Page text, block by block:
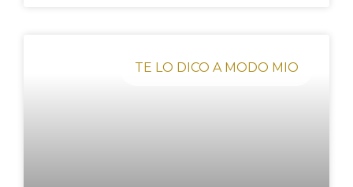
TE LO DICO A MODO MIO